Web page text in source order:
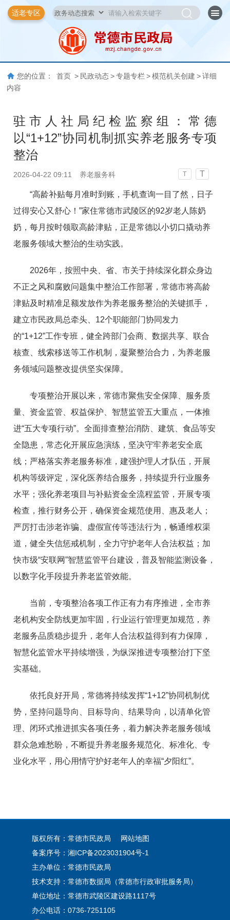
适老专区
您的位置： 首页 > 民政动态 > 专题专栏 > 模范机关创建 > 详细
内容
驻市人社局纪检监察组：常德
以“1+12”协同机制抓实养老服务专项
整治
2026-04-22 09:11 养老服务科 T T
“高龄补贴每月准时到账，手机查询一目了然，日子
过得安心又舒心！”家住常德市武陵区的92岁老人陈奶
奶，每月按时领取高龄津贴，正是常德以小切口撬动养
老服务领域大整治的生动实践。
2026年，按照中央、省、市关于持续深化群众身边
不正之风和腐败问题集中整治工作部署，常德市将高龄
津贴及时精准足额发放作为养老服务整治的关键抓手，
建立市民政局总牵头、12个职能部门协同发力
的“1+12”工作专班，健全跨部门会商、数据共享、联合
核查、线索移送等工作机制，凝聚整治合力，为养老服
务领域问题整改提供坚实保障。
专项整治开展以来，常德市聚焦安全保障、服务质
量、资金监管、权益保护、智慧监管五大重点，一体推
进“五大专项行动”。全面排查整治消防、建筑、食品等安
全隐患，常态化开展应急演练，坚决守牢养老安全底
线；严格落实养老服务标准，建强护理人才队伍，开展
机构等级评定，深化医养结合服务，持续提升行业服务
水平；强化养老项目与补贴资金全流程监管，开展专项
检查，推行财务公开，确保资金规范使用、惠及老人；
严厉打击涉老诈骗、虚假宣传等违法行为，畅通维权渠
道，健全失信惩戒机制，全力守护老年人合法权益；加
快市级“安联网”智慧监管平台建设，普及智能监测设备，
以数字化手段提升养老监管效能。
当前，专项整治各项工作正有力有序推进，全市养
老机构安全防线更加牢固，行业运行管理更加规范，养
老服务品质稳步提升，老年人合法权益得到有力保障，
智慧化监管水平持续增强，为纵深推进专项整治打下坚
实基础。
依托良好开局，常德将持续发挥“1+12”协同机制优
势，坚持问题导向、目标导向、结果导向，以清单化管
理、闭环式推进抓实各项任务，着力解决养老服务领域
群众急难愁盼，不断提升养老服务规范化、标准化、专
业化水平，用心用情守护好老年人的幸福“夕阳红”。
版权所有：常德市民政局
网站地图
备案序号： 湘ICP备2023031904号-1
主办单位：常德市民政局
技术支持：常德市数据局（常德市行政审批服务局）
单位地址：常德市武陵区建设路1117号
办公电话：0736-7251105